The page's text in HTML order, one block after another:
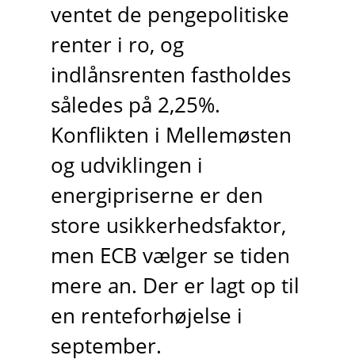
ventet de pengepolitiske
renter i ro, og
indlånsrenten fastholdes
således på 2,25%.
Konflikten i Mellemøsten
og udviklingen i
energipriserne er den
store usikkerhedsfaktor,
men ECB vælger se tiden
mere an. Der er lagt op til
en renteforhøjelse i
september.